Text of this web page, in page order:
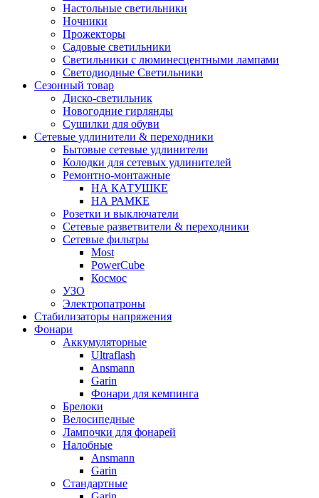
Настольные светильники
Ночники
Прожекторы
Садовые светильники
Светильники с люминесцентными лампами
Светодиодные Светильники
Сезонный товар
Диско-светильник
Новогодние гирлянды
Сушилки для обуви
Сетевые удлинители & переходники
Бытовые сетевые удлинители
Колодки для сетевых удлинителей
Ремонтно-монтажные
НА КАТУШКЕ
НА РАМКЕ
Розетки и выключатели
Сетевые разветвители & переходники
Сетевые фильтры
Most
PowerCube
Космос
УЗО
Электропатроны
Стабилизаторы напряжения
Фонари
Аккумуляторные
Ultraflash
Ansmann
Garin
Фонари для кемпинга
Брелоки
Велосипедные
Лампочки для фонарей
Налобные
Ansmann
Garin
Стандартные